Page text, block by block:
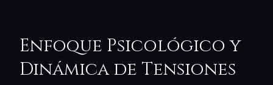
Enfoque Psicológico y
Dinámica de Tensiones